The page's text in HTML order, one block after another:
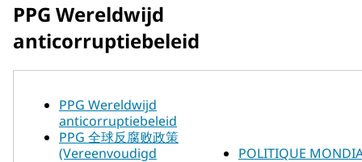
PPG Wereldwijd
anticorruptiebeleid
PPG Wereldwijd
anticorruptiebeleid
PPG 全球反腐败政策
(Vereenvoudigd
POLITIQUE